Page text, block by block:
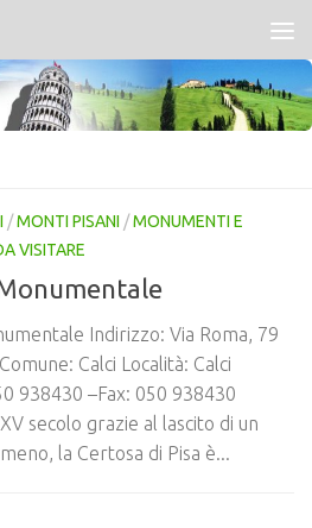
/MONTI PISANI /MONUMENTI E
VISITARE
Indirizzo: Via Roma, 79
Calci Località: Calci
938430 –Fax: 050 938430
secolo grazie al lascito di un
la Certosa di Pisa è...